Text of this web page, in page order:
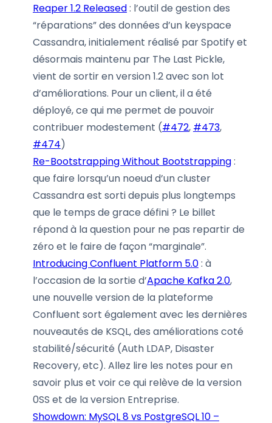
Reaper 1.2 Released: l’outil de gestion des
“réparations” des données d’un keyspace
Cassandra, initialement réalisé par Spotify et
désormais maintenu par The Last Pickle,
vient de sortir en version 1.2 avec son lot
d’améliorations. Pour un client, il a été
déployé, ce qui me permet de pouvoir
contribuer modestement (#472, #473,
#474)
Re-Bootstrapping Without Bootstrapping:
que faire lorsqu’un noeud d’un cluster
Cassandra est sorti depuis plus longtemps
que le temps de grace défini ? Le billet
répond à la question pour ne pas repartir de
zéro et le faire de façon “marginale”.
Introducing Confluent Platform 5.0: à
l’occasion de la sortie d’Apache Kafka 2.0,
une nouvelle version de la plateforme
Confluent sort également avec les dernières
nouveautés de KSQL, des améliorations coté
stabilité/sécurité (Auth LDAP, Disaster
Recovery, etc). Allez lire les notes pour en
savoir plus et voir ce qui relève de la version
0SS et de la version Entreprise.
Showdown: MySQL 8 vs PostgreSQL 10 –